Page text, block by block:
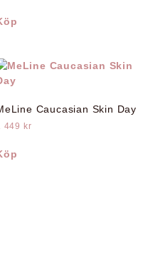
Caucasian Skin Day
449 kr